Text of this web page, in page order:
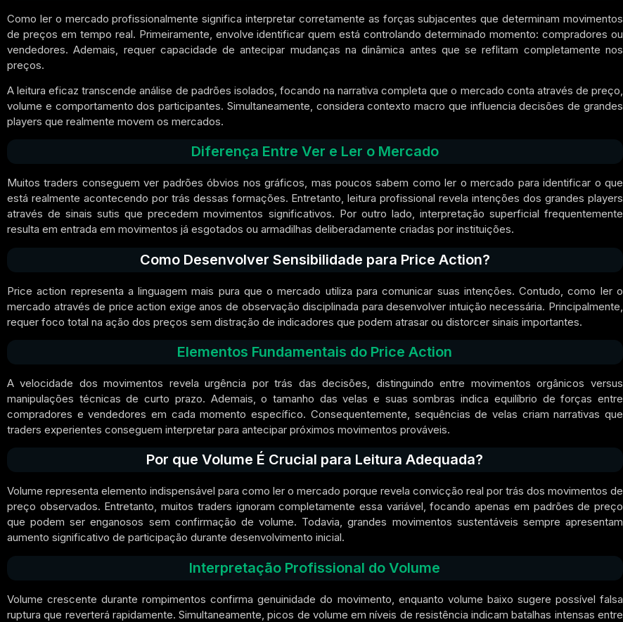
Como ler o mercado profissionalmente significa interpretar corretamente as forças subjacentes que determinam movimentos
de preços em tempo real. Primeiramente, envolve identificar quem está controlando determinado momento: compradores ou
vendedores. Ademais, requer capacidade de antecipar mudanças na dinâmica antes que se reflitam completamente nos
preços.
A leitura eficaz transcende análise de padrões isolados, focando na narrativa completa que o mercado conta através de preço,
volume e comportamento dos participantes. Simultaneamente, considera contexto macro que influencia decisões de grandes
players que realmente movem os mercados.
Diferença Entre Ver e Ler o Mercado
Muitos traders conseguem ver padrões óbvios nos gráficos, mas poucos sabem como ler o mercado para identificar o que
está realmente acontecendo por trás dessas formações. Entretanto, leitura profissional revela intenções dos grandes players
através de sinais sutis que precedem movimentos significativos. Por outro lado, interpretação superficial frequentemente
resulta em entrada em movimentos já esgotados ou armadilhas deliberadamente criadas por instituições.
Como Desenvolver Sensibilidade para Price Action?
Price action representa a linguagem mais pura que o mercado utiliza para comunicar suas intenções. Contudo, como ler o
mercado através de price action exige anos de observação disciplinada para desenvolver intuição necessária. Principalmente,
requer foco total na ação dos preços sem distração de indicadores que podem atrasar ou distorcer sinais importantes.
Elementos Fundamentais do Price Action
A velocidade dos movimentos revela urgência por trás das decisões, distinguindo entre movimentos orgânicos versus
manipulações técnicas de curto prazo. Ademais, o tamanho das velas e suas sombras indica equilíbrio de forças entre
compradores e vendedores em cada momento específico. Consequentemente, sequências de velas criam narrativas que
traders experientes conseguem interpretar para antecipar próximos movimentos prováveis.
Por que Volume É Crucial para Leitura Adequada?
Volume representa elemento indispensável para como ler o mercado porque revela convicção real por trás dos movimentos de
preço observados. Entretanto, muitos traders ignoram completamente essa variável, focando apenas em padrões de preço
que podem ser enganosos sem confirmação de volume. Todavia, grandes movimentos sustentáveis sempre apresentam
aumento significativo de participação durante desenvolvimento inicial.
Interpretação Profissional do Volume
Volume crescente durante rompimentos confirma genuinidade do movimento, enquanto volume baixo sugere possível falsa
ruptura que reverterá rapidamente. Simultaneamente, picos de volume em níveis de resistência indicam batalhas intensas entre